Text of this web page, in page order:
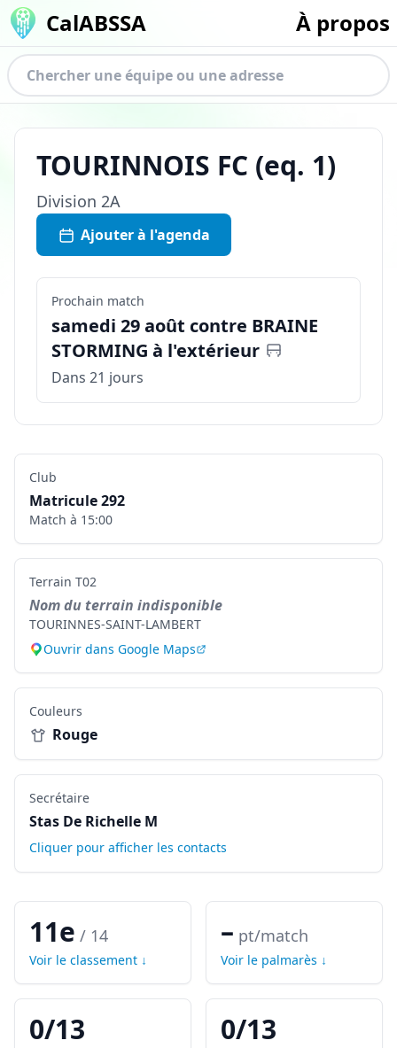
CalABSSA À propos
TOURINNOIS FC (eq. 1)
Division 2A
Ajouter à l'agenda
Prochain match
samedi 29 août contre BRAINE
STORMING à l'extérieur
Dans 21 jours
Club
Matricule292
Match à 15:00
Terrain T02
Nom du terrain indisponible
TOURINNES-SAINT-LAMBERT
Ouvrir dans Google Maps
Couleurs
Rouge
Secrétaire
Stas De Richelle M
Cliquer pour afficher les contacts
11e / 14
Voir le classement ↓
– pt/match
Voir le palmarès ↓
0/13 0/13